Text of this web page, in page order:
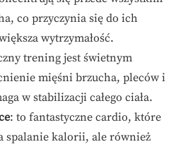
co przyczynia się do ich
wytrzymałość.
trening jest świetnym
mięśni brzucha, pleców i
w stabilizacji całego ciała.
: to fantastyczne cardio, które
spalanie kalorii, ale również